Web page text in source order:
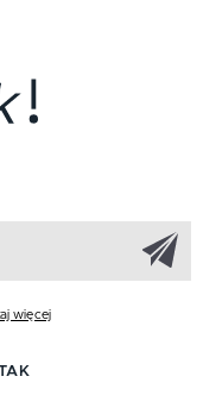
więcej